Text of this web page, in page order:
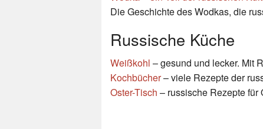
Die Geschichte des Wodkas, die
Russische Küche
Weißkohl – gesund und lecker. Mit
Kochbücher– viele Rezepte der
Oster-Tisch – russische Rezepte für